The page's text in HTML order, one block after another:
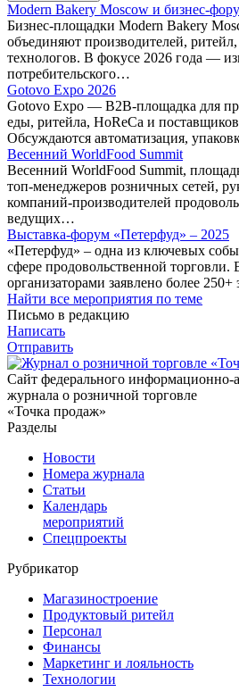
Modern Bakery Moscow и бизнес-
Бизнес-площадки Modern Bakery
объединяют производителей,
технологов. В фокусе 2026 года —
потребительского…
Gotovo Expo 2026
Gotovo Expo — B2B-площадка для
еды, ритейла, HoReCa и
Обсуждаются автоматизация,
Весенний WorldFood Summit
Весенний WorldFood Summit,
топ‑менеджеров розничных сетей,
компаний‑производителей
ведущих…
Выставка-форум «Петерфуд» – 2025
«Петерфуд» – одна из ключевых
сфере продовольственной торговли.
организаторами заявлено более
Найти все мероприятия по теме
Письмо в редакцию
Написать
Отправить
Сайт федерального информационно-
журнала о розничной торговле
«Точка продаж»
Разделы
Новости
Номера журнала
Статьи
Календарь
мероприятий
Спецпроекты
Рубрикатор
Магазиностроение
Продуктовый ритейл
Персонал
Финансы
Маркетинг и лояльность
Технологии